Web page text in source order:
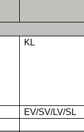
KL
EV/SV/LV/SL